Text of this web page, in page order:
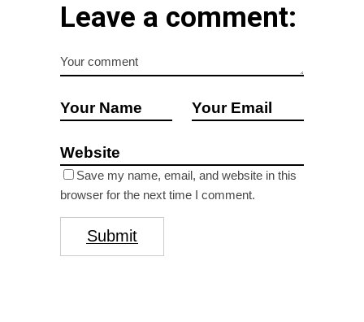
Leave a comment:
Save my name, email, and website in this
browser for the next time I comment.
Submit